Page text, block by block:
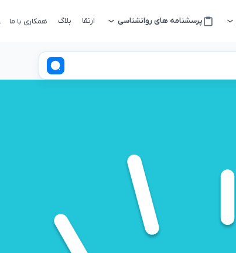
پرسشنامه های روانشناسی ارتقا بلاگ همکاری با ما